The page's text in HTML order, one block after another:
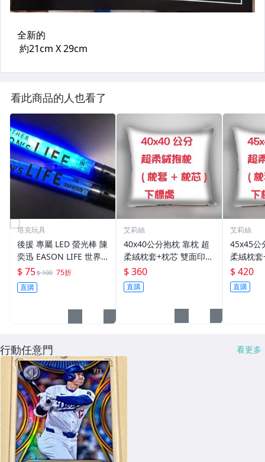
看此商品的人也看了
塔克玩具
後援 專屬 LED 螢光棒 陳
奕迅 EASON LIFE 世界
巡迴演唱會(台北站) 自取
【A11000205】
$ 75$ 100 75折
直購
艾莉絲
40x40公分抱枕 靠枕 超
柔絨枕套+枕芯 雙面印刷
雙面圖可不同 生日禮 贈
品
$ 360
直購
艾莉絲
45x45公
柔絨枕
雙面圖
品
$ 420
直購
行動任意門 看更多